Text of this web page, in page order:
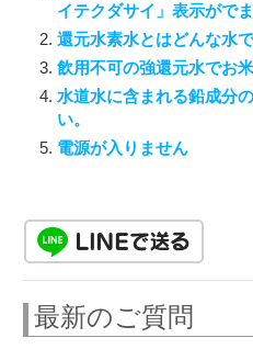
イテクダサイ」表示がでま
還元水素水とはどんな水
飲用不可の強還元水でお
水道水に含まれる鉛成分
い。
電源が入りません
最新のご質問